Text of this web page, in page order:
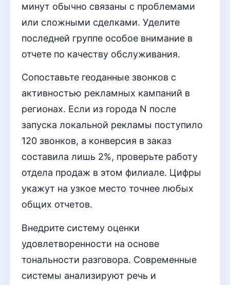
минут обычно связаны с проблемами
или сложными сделками. Уделите
последней группе особое внимание в
отчете по качеству обслуживания.
Сопоставьте геоданные звонков с
активностью рекламных кампаний в
регионах. Если из города N после
запуска локальной рекламы поступило
120 звонков, а конверсия в заказ
составила лишь 2%, проверьте работу
отдела продаж в этом филиале. Цифры
укажут на узкое место точнее любых
общих отчетов.
Внедрите систему оценки
удовлетворенности на основе
тональности разговора. Современные
системы анализируют речь и